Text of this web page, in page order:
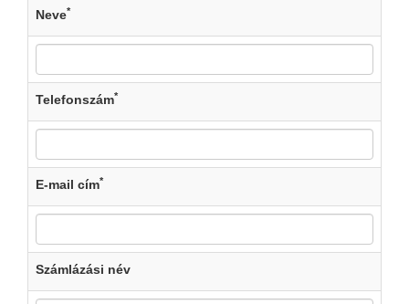
Neve*
Telefonszám*
E-mail cím*
Számlázási név